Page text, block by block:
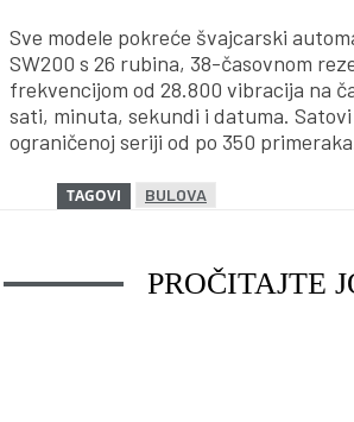
Sve modele pokreće švajcarski
SW200 s 26 rubina, 38-časovnom
frekvencijom od 28.800 vibracija na
sati, minuta, sekundi i datuma.
ograničenoj seriji od po 350
TAGOVI BULOVA
PROČITAJTE